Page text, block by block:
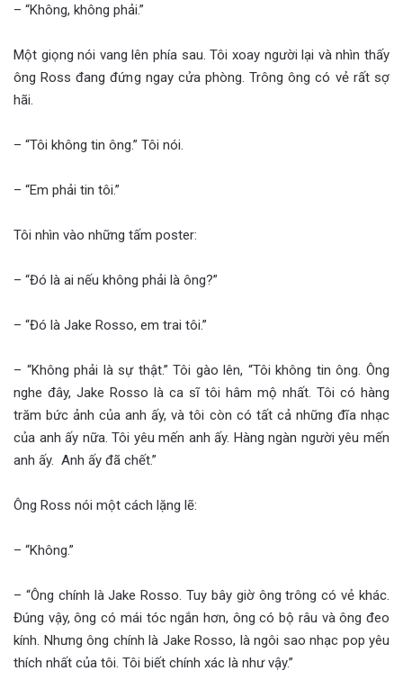
– “Không, không phải.”
Một giọng nói vang lên phía sau. Tôi xoay người lại và nhìn thấy
ông Ross đang đứng ngay cửa phòng. Trông ông có vẻ rất sợ
hãi.
– “Tôi không tin ông.” Tôi nói.
– “Em phải tin tôi.”
Tôi nhìn vào những tấm poster:
– “Đó là ai nếu không phải là ông?”
– “Đó là Jake Rosso, em trai tôi.”
– “Không phải là sự thật.” Tôi gào lên, “Tôi không tin ông. Ông
nghe đây, Jake Rosso là ca sĩ tôi hâm mộ nhất. Tôi có hàng
trăm bức ảnh của anh ấy, và tôi còn có tất cả những đĩa nhạc
của anh ấy nữa. Tôi yêu mến anh ấy. Hàng ngàn người yêu mến
anh ấy. Anh ấy đã chết.”
Ông Ross nói một cách lặng lẽ:
– “Không.”
– “Ông chính là Jake Rosso. Tuy bây giờ ông trông có vẻ khác.
Đúng vậy, ông có mái tóc ngắn hơn, ông có bộ râu và ông đeo
kính. Nhưng ông chính là Jake Rosso, là ngôi sao nhạc pop yêu
thích nhất của tôi. Tôi biết chính xác là như vậy.”